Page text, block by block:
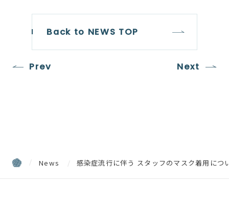
Prev
Back to NEWS TOP
Next
News 感染症流行に伴う スタッフのマスク着用につ